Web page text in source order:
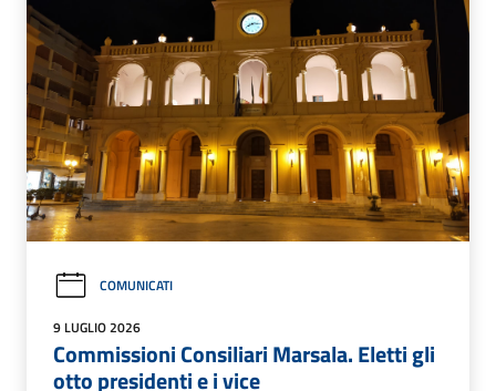
COMUNICATI
9 LUGLIO 2026
Commissioni Consiliari Marsala. Eletti gli
otto presidenti e i vice